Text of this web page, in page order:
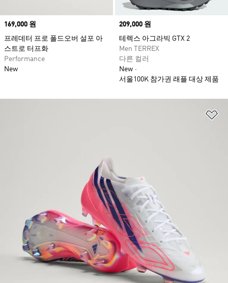
Price
169,000 원
프레데터 프로 폴드오버 설포 아
스트로 터프화
Performance
New
Price
209,000 원
테렉스 아그라빅 GTX 2
Men TERREX
다른 컬러
New
서울100K 참가권 래플 대상 제품